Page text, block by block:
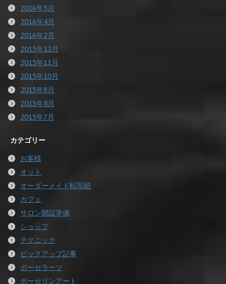
2016年5月
2016年4月
2016年2月
2015年12月
2015年11月
2015年10月
2015年9月
2015年8月
2015年7月
カテゴリー
お客様
オット
オーダーメイド転写紙
カフェ
サロン開設準備
ショップ
テクニック
ピックアップ記事
ポーセラーツ
ポーセリンアート